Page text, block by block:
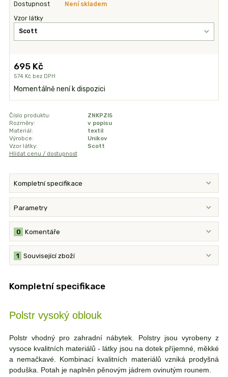
Dostupnost Není skladem
Vzor látky
695 Kč
574 Kč bez DPH
Momentálně není k dispozici
Číslo produktu:
ZNKPZI5
Rozměry:
v popisu
Materiál:
textil
Výrobce:
Unikov
Vzor látky:
Scott
Hlídat cenu / dostupnost
Kompletní specifikace
Parametry
Komentáře
0
Související zboží
1
Kompletní specifikace
Polstr vysoký oblouk
Polstr vhodný pro zahradní nábytek. Polstry jsou vyrobeny z
vysoce kvalitních materiálů - látky jsou na dotek příjemné, měkké
a nemačkavé. Kombinací kvalitních materiálů vzniká prodyšná
poduška. Potah je naplněn pěnovým jádrem ovinutým rounem.